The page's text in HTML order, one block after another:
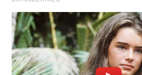
WN
SURABAYA
WN
NATUNA